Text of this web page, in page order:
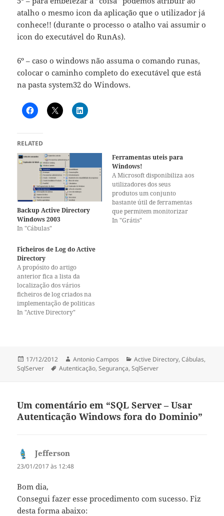
atalho o mesmo icon da aplicação que o utilizador já
conhece!! (durante o processo o atalho vai assumir o
icon do executável do RunAs).
6º – caso o windows não assuma o comando runas,
colocar o caminho completo do executável que está
na pasta system32 do Windows.
RELATED
Backup Active Directory
Windows 2003
In "Cábulas"
Ferramentas uteis para
Windows!
A Microsoft disponibiliza aos
utilizadores dos seus
produtos um conjunto
bastante útil de ferramentas
que permitem monitorizar
algumas das peças do puzzle
In "Grátis"
Ficheiros de Log do Active
Directory
A propósito do artigo
anterior fica a lista da
localização dos vários
ficheiros de log criados na
implementação de politicas
de Grupo na maquina
página da MS) !!!! Output
from: Is…
In "Active Directory"
Publicado
a
17/12/2012 Autor
Antonio Campos Categorias
Active Directory,Cábulas,
SqlServer
Etiquetas
Autenticação,Segurança,SqlServer
Um comentário em “SQL Server – Usar
Autenticação Windows fora do Dominio”
Jefferson
23/01/2017 às 12:48
Bom dia,
Consegui fazer esse procedimento com sucesso. Fiz
desta forma abaixo: